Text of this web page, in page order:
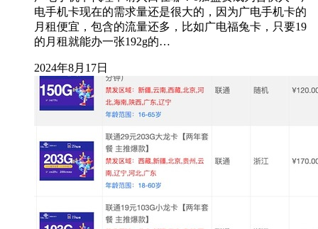
电手机卡现在的需求量还是很大的，因为广电手机卡的
月租便宜，包含的流量还多，比如广电福兔卡，只要19
的月租就能办一张192g的…
2024年8月17日